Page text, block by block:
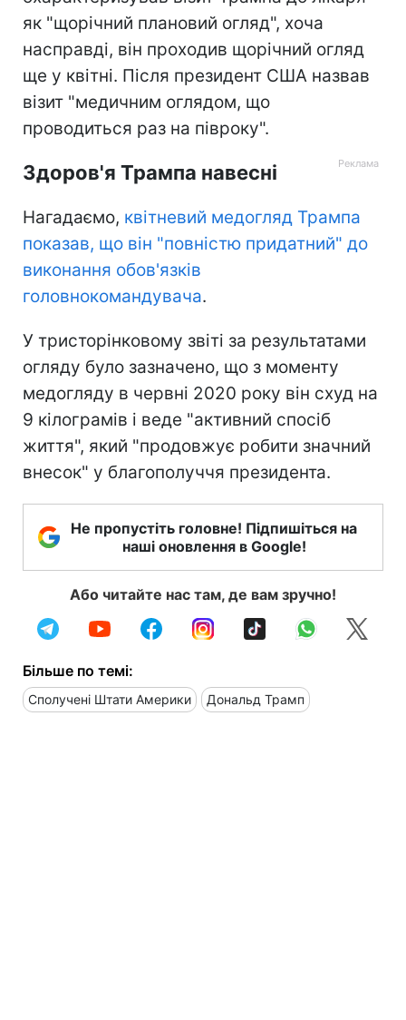
як "щорічний плановий огляд", хоча
насправді, він проходив щорічний огляд
ще у квітні. Після президент США назвав
візит "медичним оглядом, що
проводиться раз на півроку".
Здоров'я Трампа навесні
Нагадаємо, квітневий медогляд Трампа
показав, що він "повністю придатний" до
виконання обов'язків
головнокомандувача.
У тристорінковому звіті за результатами
огляду було зазначено, що з моменту
медогляду в червні 2020 року він схуд на
9 кілограмів і веде "активний спосіб
життя", який "продовжує робити значний
внесок" у благополуччя президента.
Не пропустіть головне! Підпишіться на
наші оновлення в Google!
Або читайте нас там, де вам зручно!
Більше по темі:
Сполучені Штати Америки Дональд Трамп